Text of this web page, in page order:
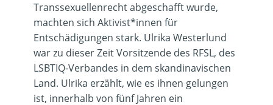
Transsexuellenrecht abgeschafft wurde,
machten sich Aktivist*innen für
Entschädigungen stark. Ulrika Westerlund
war zu dieser Zeit Vorsitzende des RFSL, des
LSBTIQ-Verbandes in dem skandinavischen
Land. Ulrika erzählt, wie es ihnen gelungen
ist, innerhalb von fünf Jahren ein